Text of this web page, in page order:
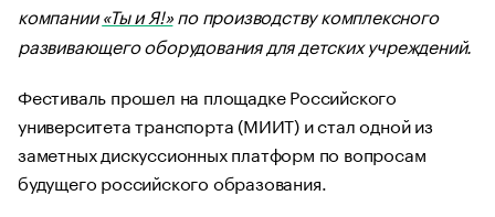
компании«Ты и Я!»по производству комплексного
развивающего оборудования для детских учреждений.
Фестиваль прошел на площадке Российского
университета транспорта (МИИТ) и стал одной из
заметных дискуссионных платформ по вопросам
будущего российского образования.